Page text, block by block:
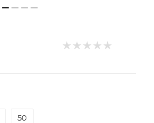
50